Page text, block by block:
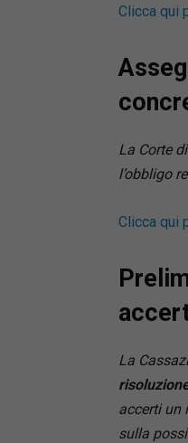
Clicca qui
La Corte
l’obbligo
Clicca qui
La
accerti un
sulla